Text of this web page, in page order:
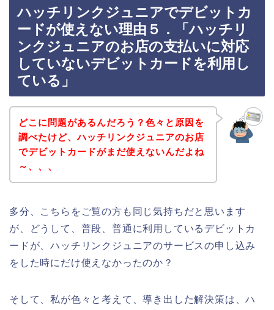
ハッチリンクジュニアでデビットカ
ードが使えない理由５．「ハッチリ
ンクジュニアのお店の支払いに対応
していないデビットカードを利用し
ている」
どこに問題があるんだろう？色々と原因を
調べたけど、ハッチリンクジュニアのお店
でデビットカードがまだ使えないんだよね
～、、、
多分、こちらをご覧の方も同じ気持ちだと思います
が、どうして、普段、普通に利用しているデビットカ
ードが、ハッチリンクジュニアのサービスの申し込み
をした時にだけ使えなかったのか？
そして、私が色々と考えて、導き出した解決策は、ハ